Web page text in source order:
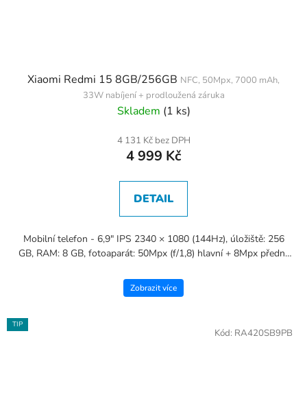
Xiaomi Redmi 15 8GB/256GB NFC, 50Mpx, 7000 mAh,
33W nabíjení + prodloužená záruka
Skladem (1 ks)
4 131 Kč bez DPH
4 999 Kč
DETAIL
Mobilní telefon - 6,9" IPS 2340 × 1080 (144Hz), úložiště: 256
GB, RAM: 8 GB, fotoaparát: 50Mpx (f/1,8) hlavní + 8Mpx přední,
Zobrazit více
TIP
Kód: RA420SB9PB